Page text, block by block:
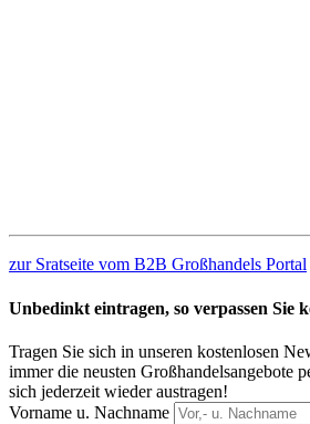
zur Sratseite vom B2B Großhandels Portal
Unbedinkt eintragen, so verpassen Sie
Tragen Sie sich in unseren kostenlosen
immer die neusten Großhandelsangebote
sich jederzeit wieder austragen!
Vorname u. Nachname